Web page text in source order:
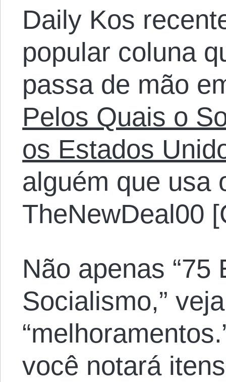
Daily Kos
popular coluna
passa de mão
Pelos Quais o
os Estados
alguém que usa
TheNewDeal00
Não apenas “75
Socialismo,”
você notará